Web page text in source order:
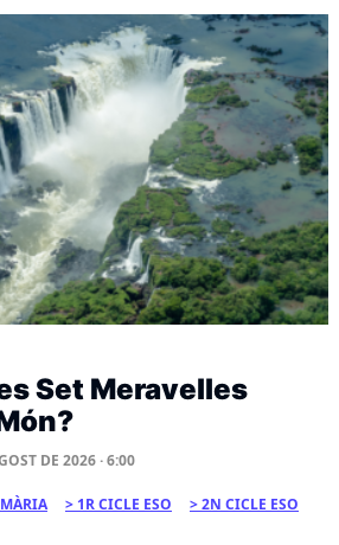
Set Meravelles
DE 2026 · 6:00
1R CICLE ESO
2N CICLE ESO